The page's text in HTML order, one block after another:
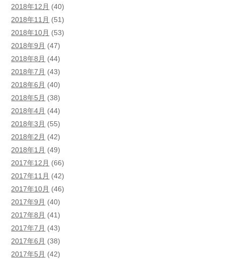
2018年12月 (40)
2018年11月 (51)
2018年10月 (53)
2018年9月 (47)
2018年8月 (44)
2018年7月 (43)
2018年6月 (40)
2018年5月 (38)
2018年4月 (44)
2018年3月 (55)
2018年2月 (42)
2018年1月 (49)
2017年12月 (66)
2017年11月 (42)
2017年10月 (46)
2017年9月 (40)
2017年8月 (41)
2017年7月 (43)
2017年6月 (38)
2017年5月 (42)